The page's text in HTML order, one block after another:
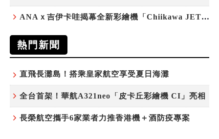
ANAｘ吉伊卡哇揭幕全新彩繪機「Chiikawa JET」
熱門新聞
直飛長灘島！搭乘皇家航空享受夏日海灘
全台首架！華航A321neo「皮卡丘彩繪機 CI」亮相
長榮航空攜手6家業者力推香港機＋酒防疫專案